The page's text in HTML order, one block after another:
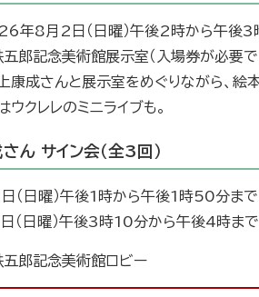
年8月2日（日曜）午後2時から午後3
五郎記念美術館展示室（入場券が必要で
康成さんと展示室をめぐりながら、絵
ウクレレのミニライブも。
ん サイン会（全3回）
日（日曜）午後1時から午後1時50分まで
日（日曜）午後3時10分から午後4時まで
五郎記念美術館ロビー